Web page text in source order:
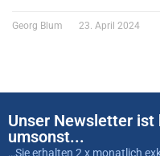
Georg Blum 23. April 2024
Unser Newsletter
umsonst...
…Sie erhalten 2 x monatlich